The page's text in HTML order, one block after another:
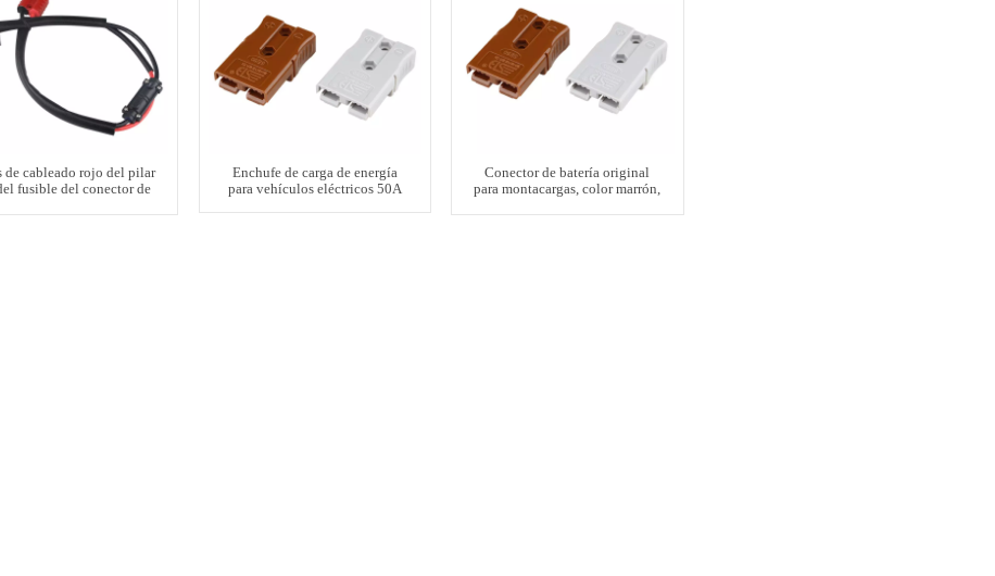
de cableado rojo del pilar
fusible del conector de
Enchufe de carga de energía
para vehículos eléctricos 50A
Conector de batería original
para montacargas, color marrón,